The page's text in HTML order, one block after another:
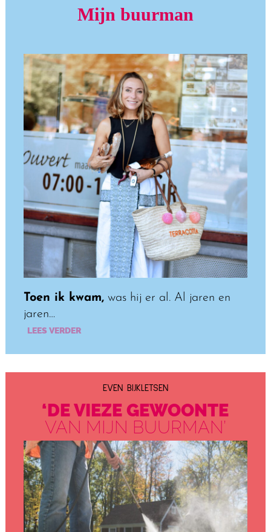
Mijn buurman
Toen ik kwam,was hij er al. Al jaren en
jaren…
LEES VERDER
EVEN BIJKLETSEN
‘DE VIEZE GEWOONTE
VAN MIJN BUURMAN’